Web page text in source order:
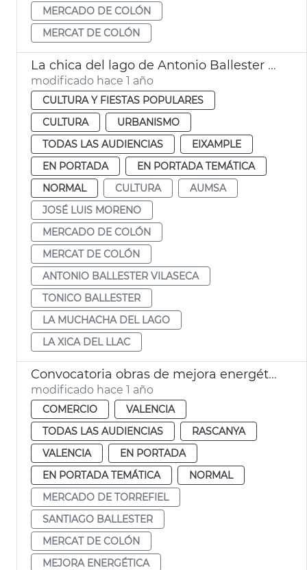
MERCADO DE COLÓN
MERCAT DE COLÓN
La chica del lago de Antonio Ballester regresa al Mercado de Colón
modificado hace 1 año
CULTURA Y FIESTAS POPULARES
CULTURA
URBANISMO
TODAS LAS AUDIENCIAS
EIXAMPLE
EN PORTADA
EN PORTADA TEMÁTICA
NORMAL
CULTURA
AUMSA
JOSÉ LUIS MORENO
MERCADO DE COLÓN
MERCAT DE COLÓN
ANTONIO BALLESTER VILASECA
TONICO BALLESTER
LA MUCHACHA DEL LAGO
LA XICA DEL LLAC
Convocatoria obras de mejora energética del Mercado de Torrefiel
modificado hace 1 año
COMERCIO
VALENCIA
TODAS LAS AUDIENCIAS
RASCANYA
VALENCIA
EN PORTADA
EN PORTADA TEMÁTICA
NORMAL
MERCADO DE TORREFIEL
SANTIAGO BALLESTER
MERCAT DE COLÓN
MEJORA ENERGÉTICA